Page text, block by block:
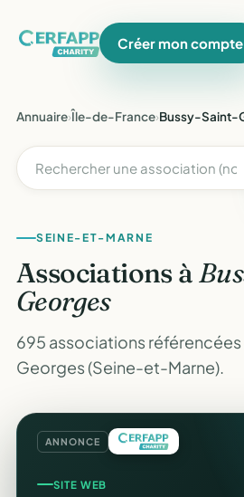
Créer mon compte
Annuaire›Île-de-France›Bussy-Saint-
SEINE-ET-MARNE
Associations à
Georges
695 associations
Georges (Seine-et-Marne).
ANNONCE
SITE WEB